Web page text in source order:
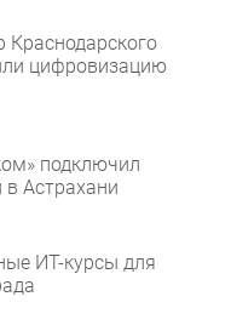
Краснодарского
цифровизацию
подключил
в Астрахани
ИТ-курсы для